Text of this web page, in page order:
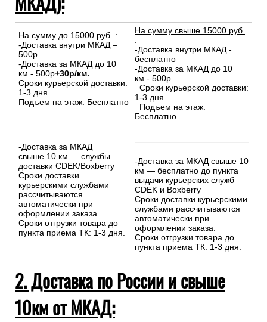
На сумму до 15000 руб. :
-Доставка внутри МКАД –
500р.
-Доставка за МКАД до 10
км - 500р+30р/км.
Сроки курьерской доставки:
1-3 дня.
Подъем на этаж: Бесплатно
-Доставка за МКАД
свыше 10 км — службы
доставки CDEK/Boxberry
Сроки доставки
курьерскими службами
рассчитываются
автоматически при
оформлении заказа.
Сроки отгрузки товара до
пункта приема ТК: 1-3 дня.
На сумму свыше 15000 руб.
:
-Доставка внутри МКАД -
бесплатно
-Доставка за МКАД до 10
км - 500р.
Сроки курьерской доставки:
1-3 дня.
Подъем на этаж:
Бесплатно
-Доставка за МКАД свыше 10
км — бесплатно до пункта
выдачи курьерских служб
CDEK и Boxberry
Сроки доставки курьерскими
службами рассчитываются
автоматически при
оформлении заказа.
Сроки отгрузки товара до
пункта приема ТК: 1-3 дня.
2. Доставка по России и свыше
10км от МКАД: